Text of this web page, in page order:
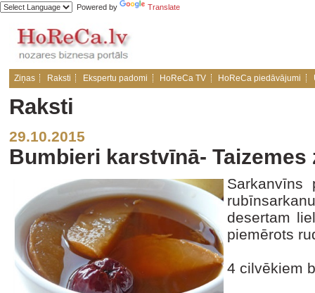
Powered by Translate
Ziņas Raksti Ekspertu padomi HoReCa TV HoReCa piedāvājumi
Raksti
29.10.2015
Bumbieri karstvīnā- Taizemes
Sarkanvīns
desertam
piemērots
4 cilvēkiem